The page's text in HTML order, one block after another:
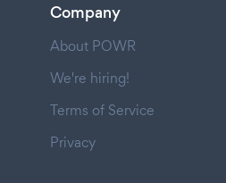
Company
About POWR
We're hiring!
Terms of Service
Privacy